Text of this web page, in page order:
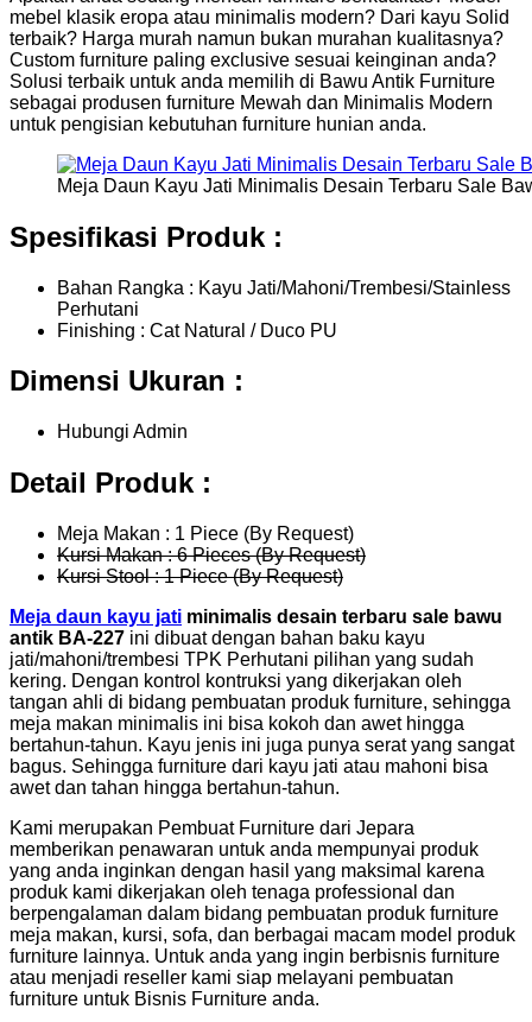
mebel klasik eropa atau minimalis modern? Dari kayu Solid
terbaik? Harga murah namun bukan murahan kualitasnya?
Custom furniture paling exclusive sesuai keinginan anda?
Solusi terbaik untuk anda memilih di Bawu Antik Furniture
sebagai produsen furniture Mewah dan Minimalis Modern
untuk pengisian kebutuhan furniture hunian anda.
Meja Daun Kayu Jati Minimalis Desain Terbaru Sale
Spesifikasi Produk :
Bahan Rangka : Kayu Jati/Mahoni/Trembesi/Stainless
Perhutani
Finishing : Cat Natural / Duco PU
Dimensi Ukuran :
Hubungi Admin
Detail Produk :
Meja Makan : 1 Piece (By Request)
Kursi Makan : 6 Pieces (By Request)
Kursi Stool : 1 Piece (By Request)
Meja daun kayu jati minimalis desain terbaru sale bawu
antik BA-227 ini dibuat dengan bahan baku kayu
jati/mahoni/trembesi TPK Perhutani pilihan yang sudah
kering. Dengan kontrol kontruksi yang dikerjakan oleh
tangan ahli di bidang pembuatan produk furniture, sehingga
meja makan minimalis ini bisa kokoh dan awet hingga
bertahun-tahun. Kayu jenis ini juga punya serat yang sangat
bagus. Sehingga furniture dari kayu jati atau mahoni bisa
awet dan tahan hingga bertahun-tahun.
Kami merupakan Pembuat Furniture dari Jepara
memberikan penawaran untuk anda mempunyai produk
yang anda inginkan dengan hasil yang maksimal karena
produk kami dikerjakan oleh tenaga professional dan
berpengalaman dalam bidang pembuatan produk furniture
meja makan, kursi, sofa, dan berbagai macam model produk
furniture lainnya. Untuk anda yang ingin berbisnis furniture
atau menjadi reseller kami siap melayani pembuatan
furniture untuk Bisnis Furniture anda.